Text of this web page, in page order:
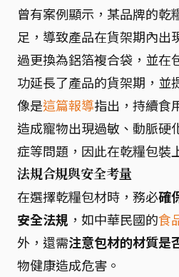
曾有案例顯示，某品牌的乾
足，導致產品在貨架期內出
過更換為鋁箔複合袋，並在
功延長了產品的貨架期，並
像是這篇報導指出，持續食
造成寵物出現過敏、動脈硬
症等問題，因此在乾糧包裝
法規合規與安全考量
在選擇乾糧包材時，務必確
安全法規 ，如中華民國的食
外，還需注意包材的材質是
物健康造成危害。